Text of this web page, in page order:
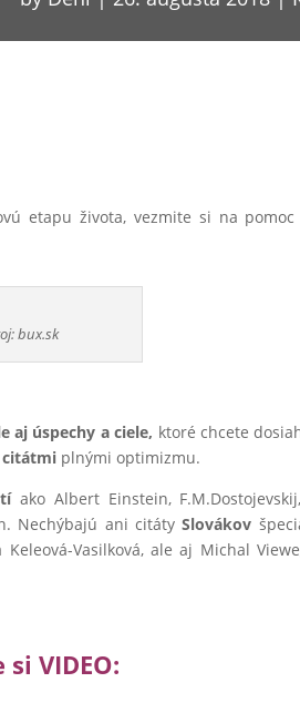
etapu života, vezmite si na
bux.sk
aj úspechy a ciele, ktoré chcete
citátmi plnými optimizmu.
ako Albert Einstein,
Nechýbajú ani citátySlovákov
Vasilková, ale aj Michal
VIDEO: